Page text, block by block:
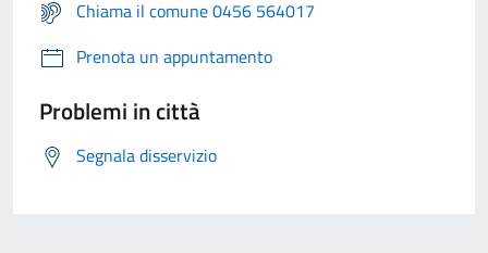
Chiama il comune 0456 564017
Prenota un appuntamento
Problemi in città
Segnala disservizio